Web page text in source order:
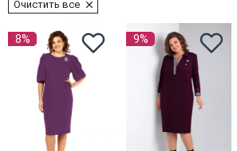
Очистить все
8% 9%